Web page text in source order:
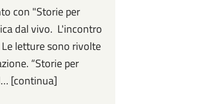
con "Storie per
dal vivo. L'incontro
Le letture sono rivolte
“Storie per
[continua]